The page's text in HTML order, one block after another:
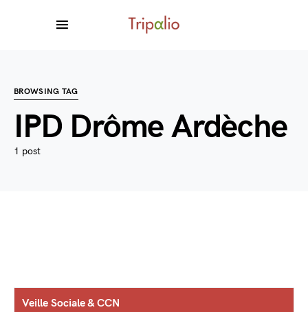
BROWSING TAG
IPD Drôme Ardèche
1 post
Veille Sociale & CCN